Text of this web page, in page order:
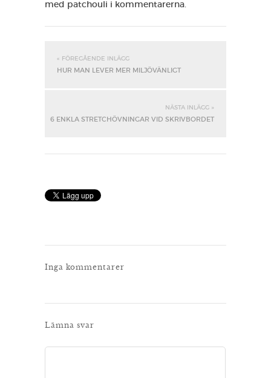
med patchouli i kommentarerna.
« FÖREGÅENDE INLÄGG
HUR MAN LEVER MER MILJÖVÄNLIGT
NÄSTA INLÄGG »
6 ENKLA STRETCHÖVNINGAR VID SKRIVBORDET
Inga kommentarer
Lämna svar